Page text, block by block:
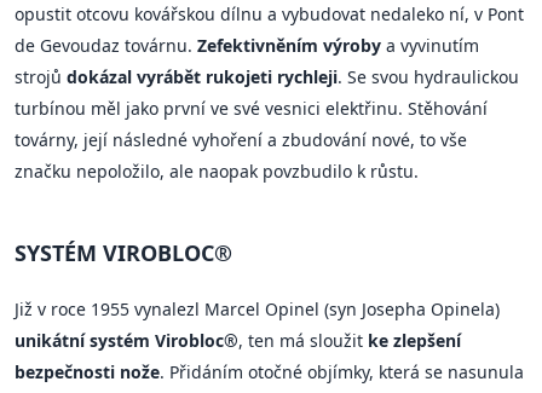
opustit otcovu kovářskou dílnu a vybudovat nedaleko ní, v Pont
de Gevoudaz továrnu. Zefektivněním výroby a vyvinutím
strojů dokázal vyrábět rukojeti rychleji. Se svou hydraulickou
turbínou měl jako první ve své vesnici elektřinu. Stěhování
továrny, její následné vyhoření a zbudování nové, to vše
značku nepoložilo, ale naopak povzbudilo k růstu.
SYSTÉM VIROBLOC®
Již v roce 1955 vynalezl Marcel Opinel (syn Josepha Opinela)
unikátní systém Virobloc®, ten má sloužit ke zlepšení
bezpečnosti nože. Přidáním otočné objímky, která se nasunula